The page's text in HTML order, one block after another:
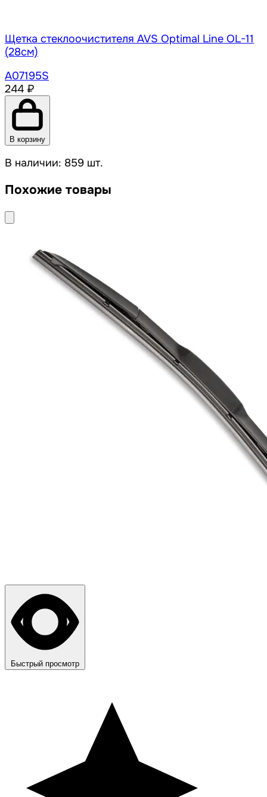
Щетка стеклоочистителя AVS Optimal Line OL-11
(28см)
A07195S
244 ₽
В корзину
В наличии: 859 шт.
Похожие товары
Быстрый просмотр